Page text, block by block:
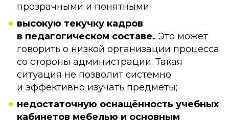
прозрачными и понятными;
высокую текучку кадров
в педагогическом составе. Это может
говорить о низкой организации процесса
со стороны администрации. Такая
ситуация не позволит системно
и эффективно изучать предметы;
недостаточную оснащённость учебных
кабинетов мебелью и основным